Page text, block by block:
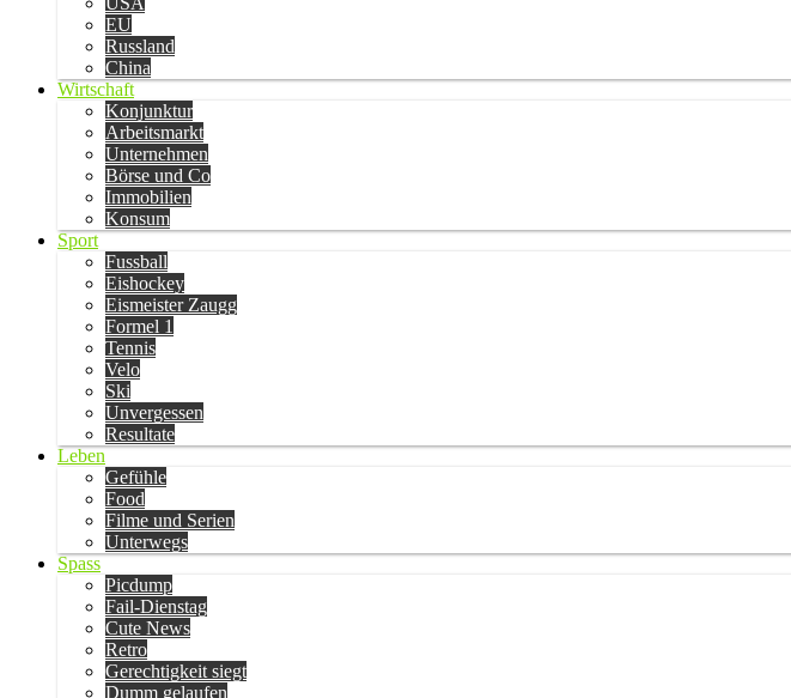
EU
Russland
China
Wirtschaft
Konjunktur
Arbeitsmarkt
Unternehmen
Börse und Co
Immobilien
Konsum
Sport
Fussball
Eishockey
Eismeister Zaugg
Formel 1
Tennis
Velo
Ski
Unvergessen
Resultate
Leben
Gefühle
Food
Filme und Serien
Unterwegs
Spass
Picdump
Fail-Dienstag
Cute News
Retro
Gerechtigkeit siegt
Dumm gelaufen